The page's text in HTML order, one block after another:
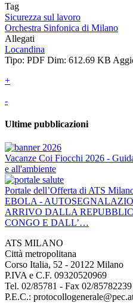
Tag
Sicurezza sul lavoro
Orchestra Sinfonica di Milano
Allegati
Locandina
Tipo: PDF Dim: 612.69 KB
+
-
Ultime pubblicazioni
Vacanze Coi Fiocchi 2026 -
e all'ambiente
Portale dell’Offerta di ATS
EBOLA -
ARRIVO DALLA
CONGO E DALL’…
ATS MILANO
Città metropolitana
Corso Italia, 52 - 20122 Milano
P.IVA e C.F. 09320520969
Tel. 02/85781 - Fax 02/85782239
P.E.C.: